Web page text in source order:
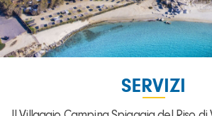
SERVIZI